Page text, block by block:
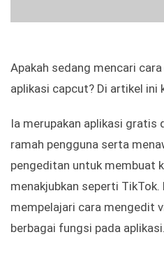
Apakah sedang mencari
aplikasi capcut? Di artikel ini
Ia merupakan aplikasi gratis
ramah pengguna serta
pengeditan untuk membuat
menakjubkan seperti TikTok.
mempelajari cara mengedit
berbagai fungsi pada aplikasi.